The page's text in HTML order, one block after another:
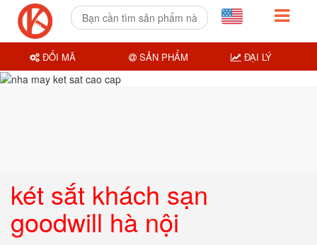
két sắt khách sạn
goodwill hà nội
ĐỔI MÃ SẢN PHẨM ĐẠI LÝ